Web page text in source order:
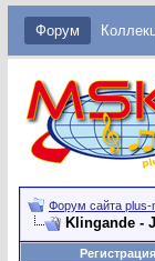
Форум
Форум сайта plus-
Klingande -
Регистрация